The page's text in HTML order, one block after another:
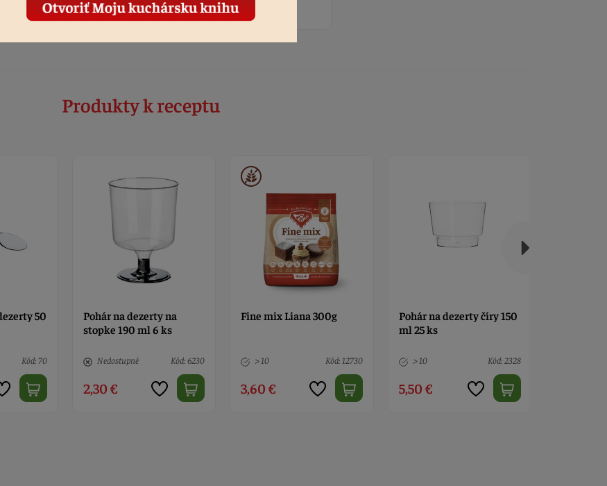
sa
Produkty k receptu
50
Kód: 70
Pohár na dezerty na
stopke 190 ml 6 ks
Nedostupné Kód: 6230
2,30 €
Fine mix Liana 300g
> 10 Kód: 12730
3,60 €
Pohár na dezerty číry 150
ml 25 ks
> 10 Kód: 2328
5,50 €